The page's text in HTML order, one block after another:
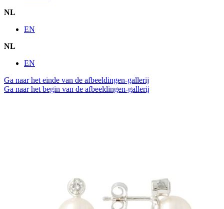
NL
EN
NL
EN
Ga naar het einde van de afbeeldingen-gallerij
Ga naar het begin van de afbeeldingen-gallerij